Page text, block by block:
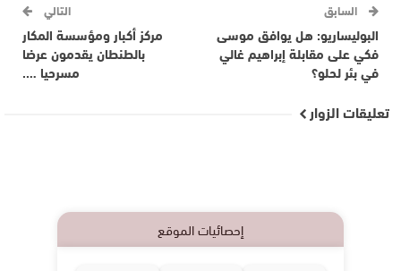
السابق
البوليساريو: هل يوافق موسى
فكي على مقابلة إبراهيم غالي
في بئر لحلو؟
التالي
مركز أكبار ومؤسسة المكار
بالطنطان يقدمون عرضا
مسرحيا ….
تعليقات الزوار
إحصائيات الموقع